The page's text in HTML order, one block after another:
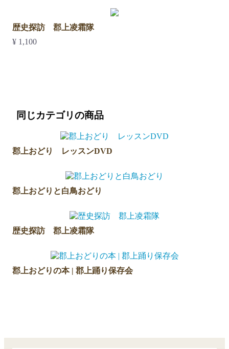
歴史探訪 郡上凌霜隊
¥ 1,100
同じカテゴリの商品
郡上おどり レッスンDVD
郡上おどりと白鳥おどり
歴史探訪 郡上凌霜隊
郡上おどりの本 | 郡上踊り保存会